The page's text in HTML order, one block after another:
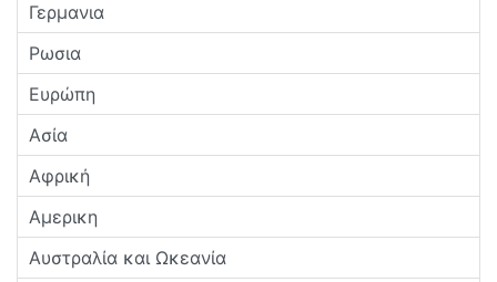
Γερμανια
Ρωσια
Ευρώπη
Ασία
Αφρική
Αμερικη
Αυστραλία και Ωκεανία